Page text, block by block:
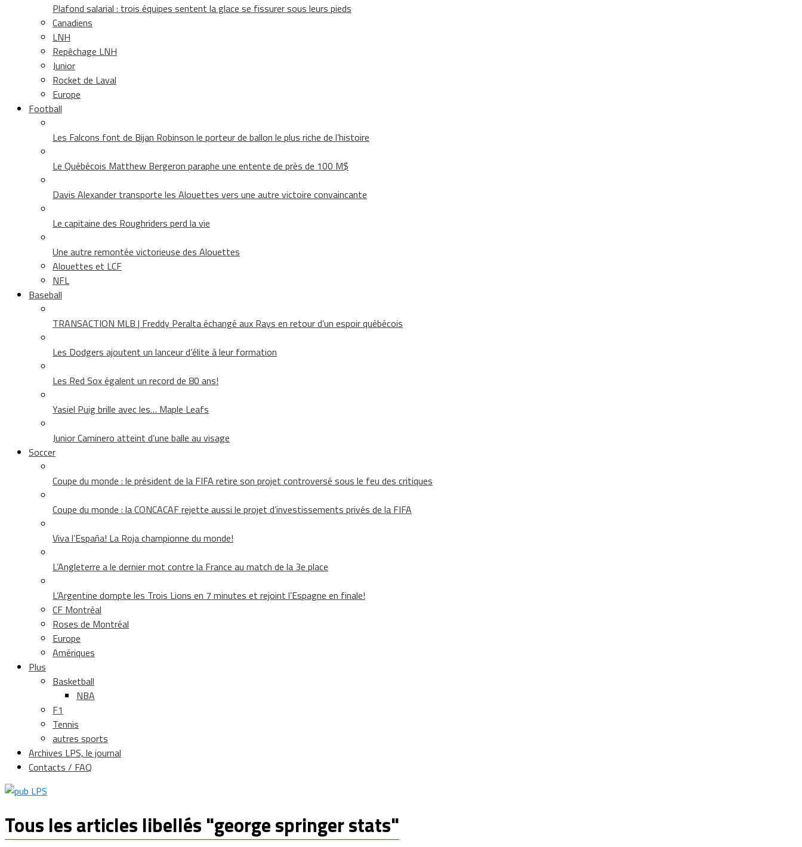
Plafond salarial : trois équipes sentent la glace se fissurer sous leurs pieds
Canadiens
LNH
Repêchage LNH
Junior
Rocket de Laval
Europe
Football
Les Falcons font de Bijan Robinson le porteur de ballon le plus riche de l’histoire
Le Québécois Matthew Bergeron paraphe une entente de près de 100 M$
Davis Alexander transporte les Alouettes vers une autre victoire convaincante
Le capitaine des Roughriders perd la vie
Une autre remontée victorieuse des Alouettes
Alouettes et LCF
NFL
Baseball
TRANSACTION MLB | Freddy Peralta échangé aux Rays en retour d’un espoir québécois
Les Dodgers ajoutent un lanceur d’élite à leur formation
Les Red Sox égalent un record de 80 ans!
Yasiel Puig brille avec les… Maple Leafs
Junior Caminero atteint d’une balle au visage
Soccer
Coupe du monde : le président de la FIFA retire son projet controversé sous le feu des critiques
Coupe du monde : la CONCACAF rejette aussi le projet d’investissements privés de la FIFA
Viva l’España! La Roja championne du monde!
L’Angleterre a le dernier mot contre la France au match de la 3e place
L’Argentine dompte les Trois Lions en 7 minutes et rejoint l’Espagne en finale!
CF Montréal
Roses de Montréal
Europe
Amériques
Plus
Basketball
NBA
F1
Tennis
autres sports
Archives LPS, le journal
Contacts / FAQ
Tous les articles libellés "george springer stats"